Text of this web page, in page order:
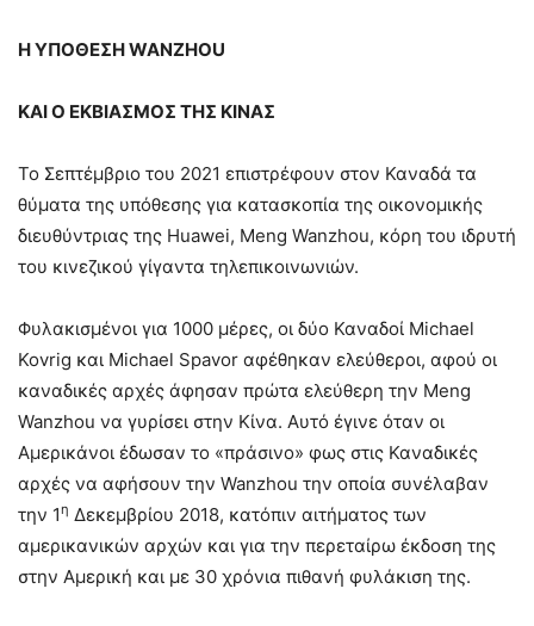
Η ΥΠΟΘΕΣΗ WANZHOU
ΚΑΙ Ο ΕΚΒΙΑΣΜΟΣ ΤΗΣ ΚΙΝΑΣ
Το Σεπτέμβριο του 2021 επιστρέφουν στον Καναδά τα
θύματα της υπόθεσης για κατασκοπία της οικονομικής
διευθύντριας της Huawei, Meng Wanzhou, κόρη του ιδρυτή
του κινεζικού γίγαντα τηλεπικοινωνιών.
Φυλακισμένοι για 1000 μέρες, οι δύο Καναδοί Michael
Kovrig και Michael Spavor αφέθηκαν ελεύθεροι, αφού οι
καναδικές αρχές άφησαν πρώτα ελεύθερη την Meng
Wanzhou να γυρίσει στην Κίνα. Αυτό έγινε όταν οι
Αμερικάνοι έδωσαν το «πράσινο» φως στις Καναδικές
αρχές να αφήσουν την Wanzhou την οποία συνέλαβαν
την 1η Δεκεμβρίου 2018, κατόπιν αιτήματος των
αμερικανικών αρχών και για την περεταίρω έκδοση της
στην Αμερική και με 30 χρόνια πιθανή φυλάκιση της.